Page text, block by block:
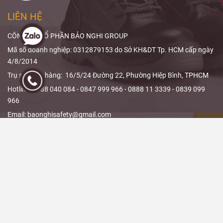
sản phẩm.
giảm liều
quả.
LIÊN HỆ
CÔNG TY CỔ PHẦN BẢO NGHI GROUP
Mã số doanh nghiệp: 0312879153 do Sở KH&DT Tp. HCM cấp ngày
4/8/2014
Trụ sở/ Kho hàng: 16/5/24 Đường 22, Phường Hiệp Bình, TPHCM
Hotline: 0988 040 084 - 0847 999 966 - 0888 11 3339 - 0839 099
966
Email: baonghisafety@gmail.com